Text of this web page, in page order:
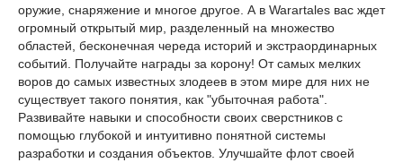
оружие, снаряжение и многое другое. А в Warartales вас ждет
огромный открытый мир, разделенный на множество
областей, бесконечная череда историй и экстраординарных
событий. Получайте награды за корону! От самых мелких
воров до самых известных злодеев в этом мире для них не
существует такого понятия, как "убыточная работа".
Развивайте навыки и способности своих сверстников с
помощью глубокой и интуитивно понятной системы
разработки и создания объектов. Улучшайте флот своей